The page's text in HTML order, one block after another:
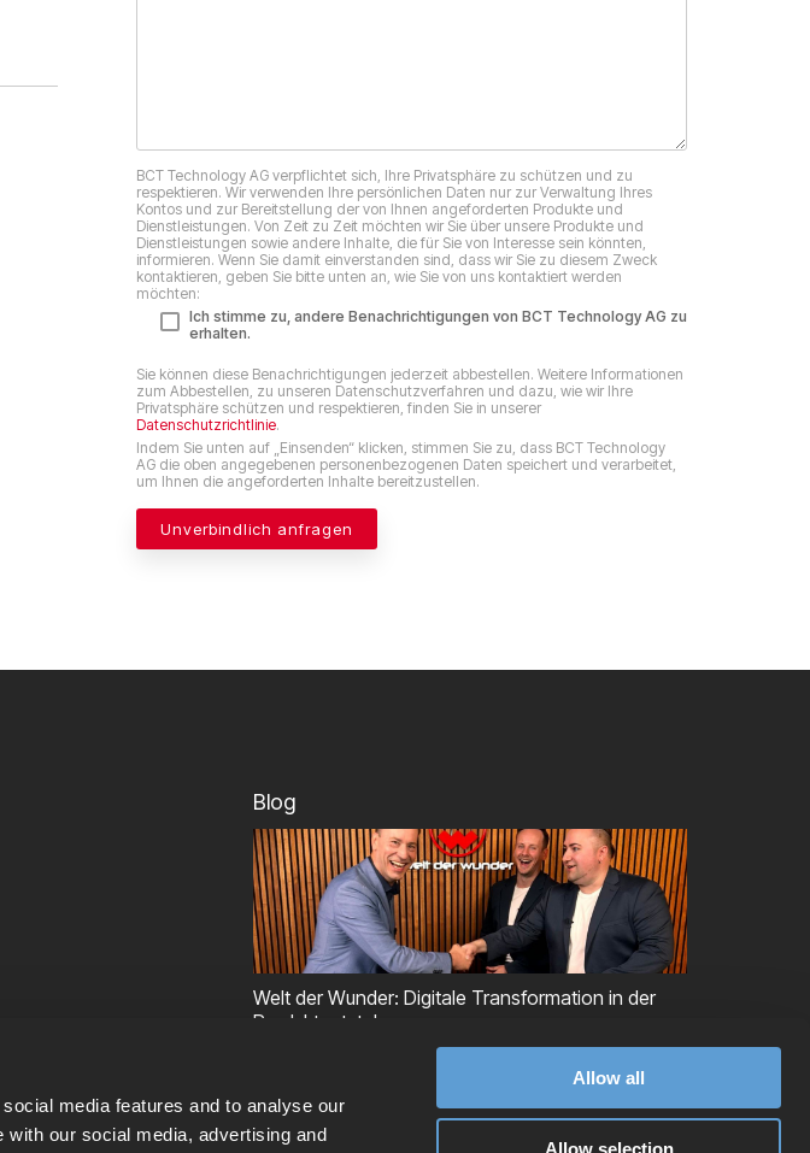
media features and to analyse our
our social media, advertising and
Allow all
Allow selection
BCT Technology AG verpflichtet sich, Ihre Privatsphäre zu schützen und zu
respektieren. Wir verwenden Ihre persönlichen Daten nur zur Verwaltung Ihres
Kontos und zur Bereitstellung der von Ihnen angeforderten Produkte und
Dienstleistungen. Von Zeit zu Zeit möchten wir Sie über unsere Produkte und
Dienstleistungen sowie andere Inhalte, die für Sie von Interesse sein könnten,
informieren. Wenn Sie damit einverstanden sind, dass wir Sie zu diesem Zweck
kontaktieren, geben Sie bitte unten an, wie Sie von uns kontaktiert werden
möchten:
Ich stimme zu, andere Benachrichtigungen von BCT Technology AG zu
erhalten.
Sie können diese Benachrichtigungen jederzeit abbestellen. Weitere Informationen
zum Abbestellen, zu unseren Datenschutzverfahren und dazu, wie wir Ihre
Privatsphäre schützen und respektieren, finden Sie in unserer
Datenschutzrichtlinie.
Indem Sie unten auf „Einsenden“ klicken, stimmen Sie zu, dass BCT Technology
AG die oben angegebenen personenbezogenen Daten speichert und verarbeitet,
um Ihnen die angeforderten Inhalte bereitzustellen.
Blog
Welt der Wunder: Digitale Transformation in der
Produktentstehung